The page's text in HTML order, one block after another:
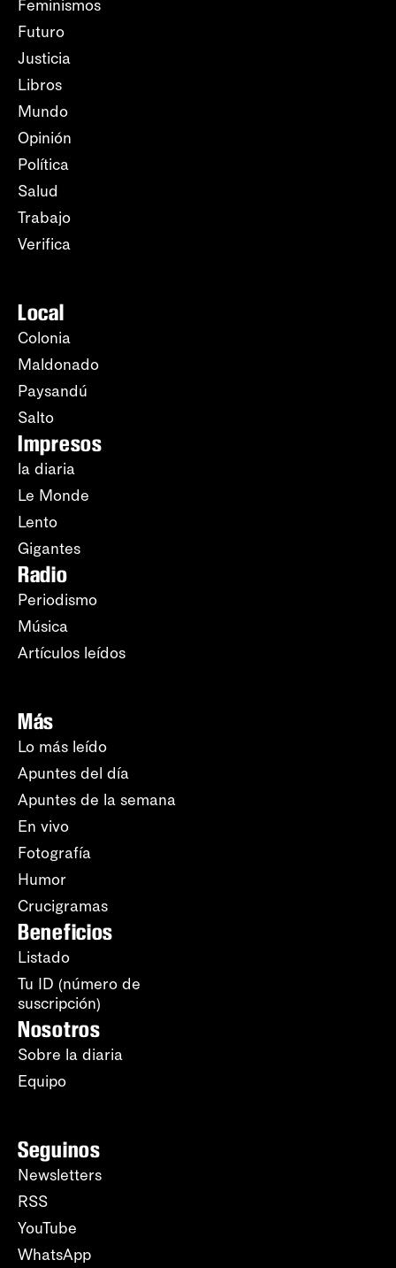
Feminismos
Futuro
Justicia
Libros
Mundo
Opinión
Política
Salud
Trabajo
Verifica
Local
Colonia
Maldonado
Paysandú
Salto
Impresos
la diaria
Le Monde
Lento
Gigantes
Radio
Periodismo
Música
Artículos leídos
Más
Lo más leído
Apuntes del día
Apuntes de la semana
En vivo
Fotografía
Humor
Crucigramas
Beneficios
Listado
Tu ID (número de
suscripción)
Nosotros
Sobre la diaria
Equipo
Seguinos
Newsletters
RSS
YouTube
WhatsApp